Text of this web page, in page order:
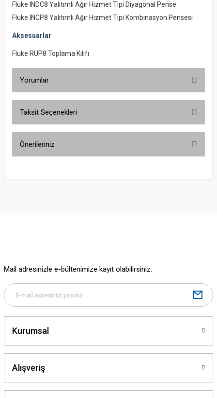
Fluke INDC8 Yalıtımlı Ağır Hizmet Tipi Diyagonal Pense
Fluke INCP8 Yalıtımlı Ağır Hizmet Tipi Kombinasyon Pensesi
Aksesuarlar
Fluke RUP8 Toplama Kılıfı
Yorumlar
Taksit Seçenekleri
Önerileriniz
yetersiz gördüğünüz noktaları öneri formunu kullanarak tarafımıza
Bu ürüne benzer farklı alternatifler olmalı.
Mail adresinizle e-bültenimize kayıt olabilirsiniz.
Kurumsal
Alışveriş